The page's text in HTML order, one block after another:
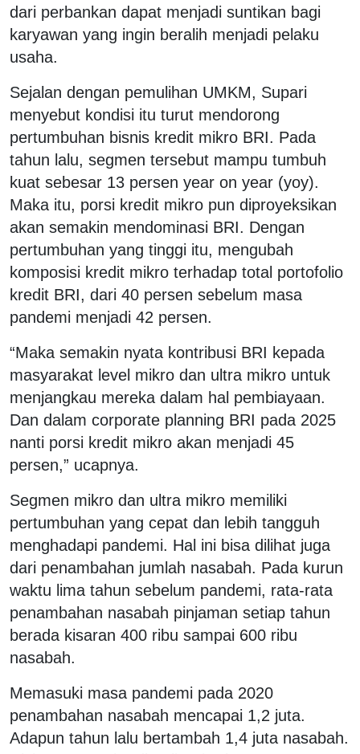
dari perbankan dapat menjadi suntikan bagi
karyawan yang ingin beralih menjadi pelaku
usaha.
Sejalan dengan pemulihan UMKM, Supari
menyebut kondisi itu turut mendorong
pertumbuhan bisnis kredit mikro BRI. Pada
tahun lalu, segmen tersebut mampu tumbuh
kuat sebesar 13 persen year on year (yoy).
Maka itu, porsi kredit mikro pun diproyeksikan
akan semakin mendominasi BRI. Dengan
pertumbuhan yang tinggi itu, mengubah
komposisi kredit mikro terhadap total portofolio
kredit BRI, dari 40 persen sebelum masa
pandemi menjadi 42 persen.
“Maka semakin nyata kontribusi BRI kepada
masyarakat level mikro dan ultra mikro untuk
menjangkau mereka dalam hal pembiayaan.
Dan dalam corporate planning BRI pada 2025
nanti porsi kredit mikro akan menjadi 45
persen,” ucapnya.
Segmen mikro dan ultra mikro memiliki
pertumbuhan yang cepat dan lebih tangguh
menghadapi pandemi. Hal ini bisa dilihat juga
dari penambahan jumlah nasabah. Pada kurun
waktu lima tahun sebelum pandemi, rata-rata
penambahan nasabah pinjaman setiap tahun
berada kisaran 400 ribu sampai 600 ribu
nasabah.
Memasuki masa pandemi pada 2020
penambahan nasabah mencapai 1,2 juta.
Adapun tahun lalu bertambah 1,4 juta nasabah.